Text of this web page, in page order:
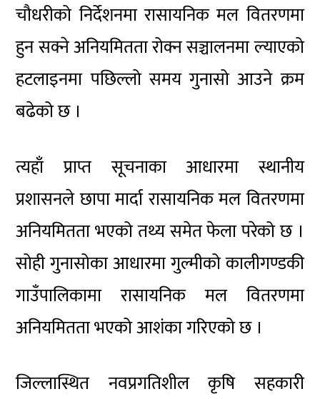
चौधरीको निर्देशनमा रासायनिक मल वितरणमा
हुन सक्ने अनियमितता रोक्न सञ्चालनमा ल्याएको
हटलाइनमा पछिल्लो समय गुनासो आउने क्रम
बढेको छ ।
त्यहाँ प्राप्त सूचनाका आधारमा स्थानीय
प्रशासनले छापा मार्दा रासायनिक मल वितरणमा
अनियमितता भएको तथ्य समेत फेला परेको छ ।
सोही गुनासोका आधारमा गुल्मीको कालीगण्डकी
गाउँपालिकामा रासायनिक मल वितरणमा
अनियमितता भएको आशंका गरिएको छ ।
जिल्लास्थित नवप्रगतिशील कृषि सहकारी